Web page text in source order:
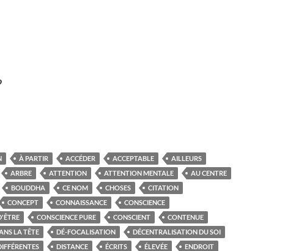
À PARTIR ACCÉDER ACCEPTABLE
AILLEURS
ARBRE ATTENTION ATTENTION MENTALE
AU CENTRE
BOUDDHA CE NOM CHOSES
CITATION
CONCEPT CONNAISSANCE
CONSCIENCE
CONSCIENCE PURE CONSCIENT
CONTENUE
LA TÊTE DÉ-FOCALISATION
DÉCENTRALISATION DU SOI
DISTANCE ÉCRITS ÉLEVÉE
ENDROIT